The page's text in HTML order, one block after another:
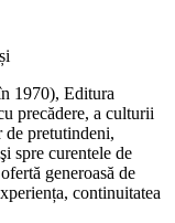
1970), Editura
precădere, a culturii
de pretutindeni,
spre curentele de
generoasă de
continuitatea